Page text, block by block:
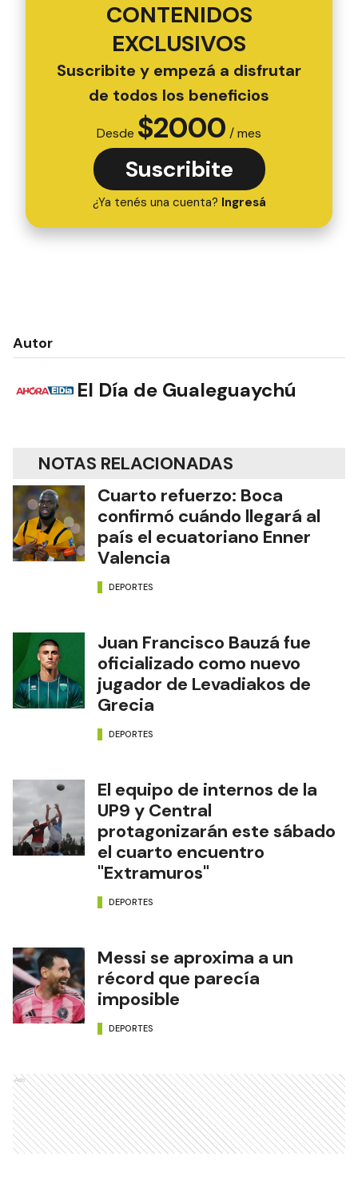
CONTENIDOS
EXCLUSIVOS
Suscribite y empezá a disfrutar
de todos los beneficios
Desde $2000 / mes
Suscribite
¿Ya tenés una cuenta? Ingresá
Autor
El Día de Gualeguaychú
NOTAS RELACIONADAS
Cuarto refuerzo: Boca
confirmó cuándo llegará al
país el ecuatoriano Enner
Valencia
DEPORTES
Juan Francisco Bauzá fue
oficializado como nuevo
jugador de Levadiakos de
Grecia
DEPORTES
El equipo de internos de la
UP9 y Central
protagonizarán este sábado
el cuarto encuentro
"Extramuros"
DEPORTES
Messi se aproxima a un
récord que parecía
imposible
DEPORTES
Ads